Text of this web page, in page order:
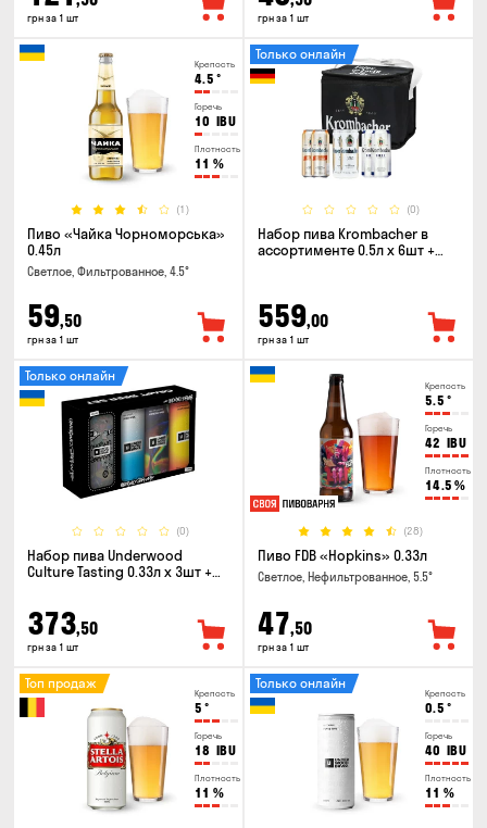
грн за 1 шт грн за 1 шт
Крепость
4.5 °
Горечь
10 IBU
Плотность
11 %
(1)
Пиво «Чайка Чорноморська»
0.45л
Светлое, Фильтрованное, 4.5°
59,50
грн за 1 шт
(0)
Только онлайн
Набор пива Krombacher в
ассортименте 0.5л х 6шт +
559,00
грн за 1 шт
(0)
Только онлайн
Набор пива Underwood
Culture Tasting 0.33л x 3шт +
373,50
грн за 1 шт
Крепость
5.5 °
Горечь
42 IBU
Плотность
14.5 %
(28)
Пиво FDB «Hopkins» 0.33л
Светлое, Нефильтрованное, 5.5°
47,50
грн за 1 шт
Крепость
5 °
Горечь
18 IBU
Плотность
11 %
Топ продаж
Крепость
0.5 °
Горечь
40 IBU
Плотность
11 %
Только онлайн